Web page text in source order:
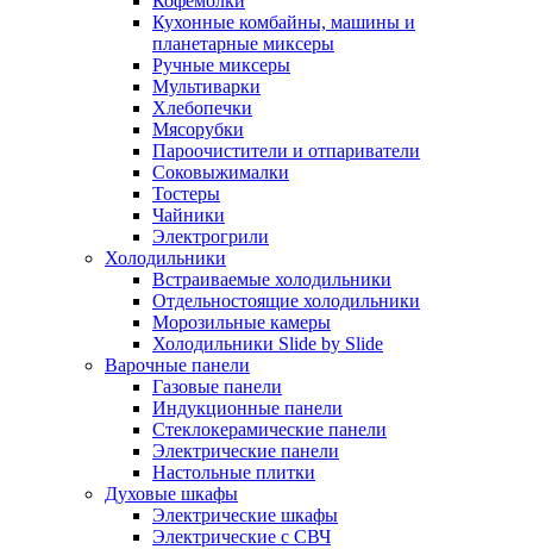
Кухонные комбайны, машины и
планетарные миксеры
Ручные миксеры
Мультиварки
Хлебопечки
Мясорубки
Пароочистители и отпариватели
Соковыжималки
Тостеры
Чайники
Электрогрили
Холодильники
Встраиваемые холодильники
Отдельностоящие холодильники
Морозильные камеры
Холодильники Slide by Slide
Варочные панели
Газовые панели
Индукционные панели
Стеклокерамические панели
Электрические панели
Настольные плитки
Духовые шкафы
Электрические шкафы
Электрические с СВЧ